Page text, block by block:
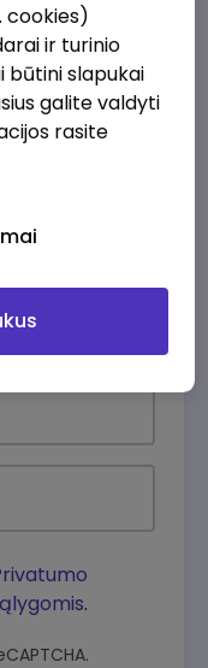
domina?
.
cookies)
ir turinio
būtini slapukai
galite valdyti
rasite